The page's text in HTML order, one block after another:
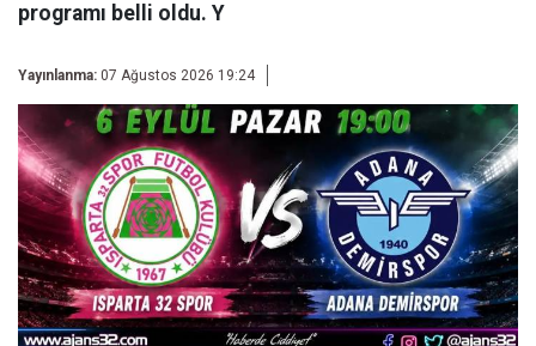
programı belli oldu. Y
Yayınlanma: 07 Ağustos 2026 19:24